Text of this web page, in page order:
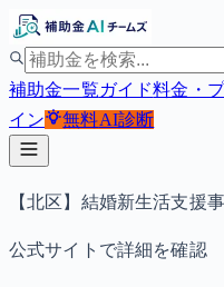
補助金一覧ガイド料金・
イン
無料AI診断
【北区】結婚新生活支援
公式サイトで詳細を確認